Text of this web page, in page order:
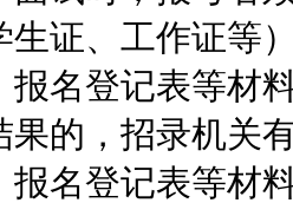
生证、工作证等
报名登记表等材
果的，招录机关
报名登记表等材